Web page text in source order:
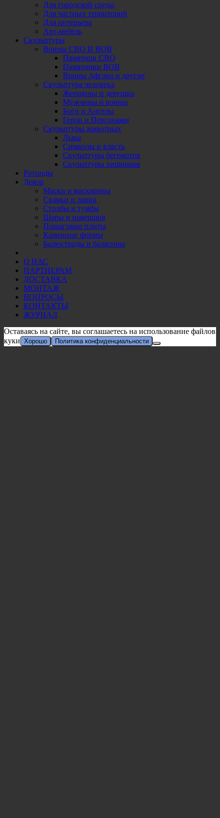
Для городской среды
Для частных территорий
Для интерьера
Арт-мебель
Скульптуры
Воины СВО И ВОВ
Памятник СВО
Памятники ВОВ
Воины Афгана и другие
Скульптура человека
Женщины и девушки
Мужчины и воины
Боги и Ангелы
Герои и Персонажи
Скульптуры животных
Львы
Символы и власть
Скульптуры бегемотов
Скульптуры хищников
Ротонды
Декор
Маски и маскароны
Скамьи и лавки
Столбы и тумбы
Шары и навершия
Пошаговые плиты
Каменные формы
Балюстрады и балясины
О НАС
ПАРТНЕРАМ
ДОСТАВКА
МОНТАЖ
ВОПРОСЫ
КОНТАКТЫ
ЖУРНАЛ
Оставаясь на сайте, вы соглашаетесь на использование файлов
куки Хорошо Политика конфиденциальности